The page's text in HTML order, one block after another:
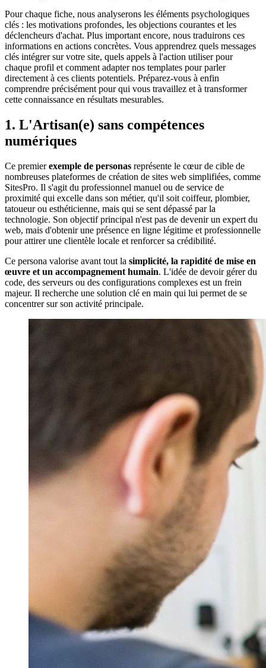
Pour chaque fiche, nous analyserons les éléments psychologiques
clés : les motivations profondes, les objections courantes et les
déclencheurs d'achat. Plus important encore, nous traduirons ces
informations en actions concrètes. Vous apprendrez quels messages
clés intégrer sur votre site, quels appels à l'action utiliser pour
chaque profil et comment adapter nos templates pour parler
directement à ces clients potentiels. Préparez-vous à enfin
comprendre précisément pour qui vous travaillez et à transformer
cette connaissance en résultats mesurables.
1. L'Artisan(e) sans compétences
numériques
Ce premierexemple de personas représente le cœur de cible de
nombreuses plateformes de création de sites web simplifiées, comme
SitesPro. Il s'agit du professionnel manuel ou de service de
proximité qui excelle dans son métier, qu'il soit coiffeur, plombier,
tatoueur ou esthéticienne, mais qui se sent dépassé par la
technologie. Son objectif principal n'est pas de devenir un expert du
web, mais d'obtenir une présence en ligne légitime et professionnelle
pour attirer une clientèle locale et renforcer sa crédibilité.
Ce persona valorise avant tout la simplicité, la rapidité de mise en
œuvre et un accompagnement humain. L'idée de devoir gérer du
code, des serveurs ou des configurations complexes est un frein
majeur. Il recherche une solution clé en main qui lui permet de se
concentrer sur son activité principale.